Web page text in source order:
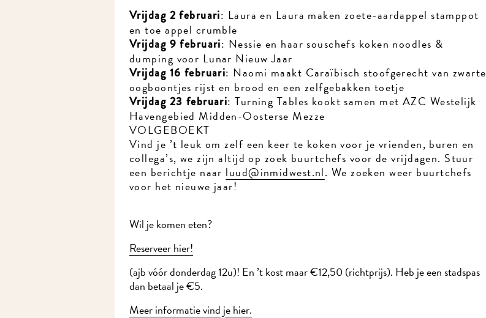
Vrijdag 2 februari: Laura en Laura maken zoete-aardappel stamppot
en toe appel crumble
Vrijdag 9 februari: Nessie en haar souschefs koken noodles &
dumping voor Lunar Nieuw Jaar
Vrijdag 16 februari: Naomi maakt Caraïbisch stoofgerecht van zwarte
oogboontjes rijst en brood en een zelfgebakken toetje
Vrijdag 23 februari: Turning Tables kookt samen met AZC Westelijk
Havengebied Midden-Oosterse Mezze
VOLGEBOEKT
Vind je ’t leuk om zelf een keer te koken voor je vrienden, buren en
collega’s, we zijn altijd op zoek buurtchefs voor de vrijdagen. Stuur
een berichtje naar luud@inmidwest.nl. We zoeken weer buurtchefs
voor het nieuwe jaar!
Wil je komen eten?
Reserveer hier!
(ajb vóór donderdag 12u)! En ’t kost maar €12,50 (richtprijs). Heb je een stadspas
dan betaal je €5.
Meer informatie vind je hier.